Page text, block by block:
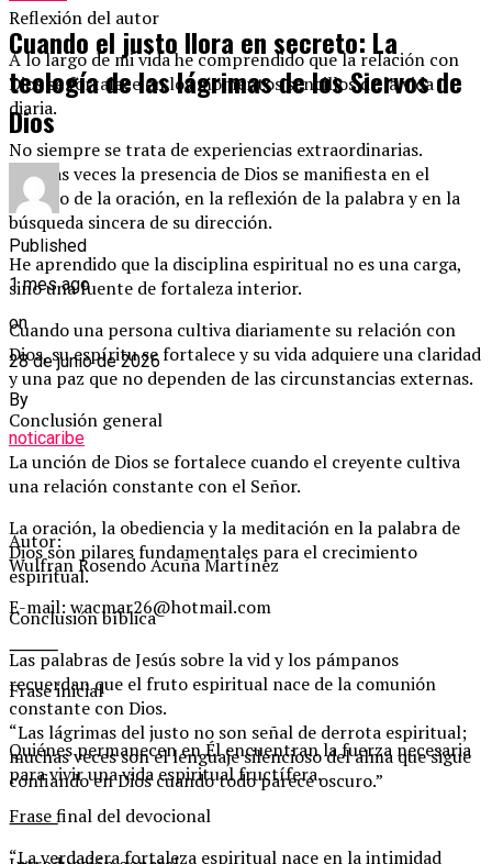
Reflexión del autor
A lo largo de mi vida he comprendido que la relación con
Dios se fortalece en los momentos sencillos de la vida
diaria.
No siempre se trata de experiencias extraordinarias.
Muchas veces la presencia de Dios se manifiesta en el
silencio de la oración, en la reflexión de la palabra y en la
búsqueda sincera de su dirección.
He aprendido que la disciplina espiritual no es una carga,
sino una fuente de fortaleza interior.
Cuando una persona cultiva diariamente su relación con
Dios, su espíritu se fortalece y su vida adquiere una claridad
y una paz que no dependen de las circunstancias externas.
Conclusión general
La unción de Dios se fortalece cuando el creyente cultiva
una relación constante con el Señor.
La oración, la obediencia y la meditación en la palabra de
Dios son pilares fundamentales para el crecimiento
espiritual.
Conclusión bíblica
Las palabras de Jesús sobre la vid y los pámpanos
recuerdan que el fruto espiritual nace de la comunión
constante con Dios.
Quiénes permanecen en Él encuentran la fuerza necesaria
para vivir una vida espiritual fructífera.
Frase final del devocional
“La verdadera fortaleza espiritual nace en la intimidad
Cuando el justo llora en secreto: La
teología de las lágrimas de los Siervos de
Dios
Published
1 mes ago
on
28 de junio de 2026
By
noticaribe
Autor:
Wulfran Rosendo Acuña Martínez
E-mail: wacmar26@hotmail.com
⸻
Frase inicial
“Las lágrimas del justo no son señal de derrota espiritual;
muchas veces son el lenguaje silencioso del alma que sigue
confiando en Dios cuando todo parece oscuro.”
⸻